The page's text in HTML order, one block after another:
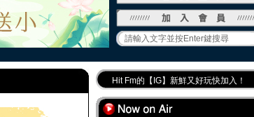
Hit Fm的【IG】新鮮又好玩快加入！
Hit Fm【FB臉書粉絲團】等你加入！